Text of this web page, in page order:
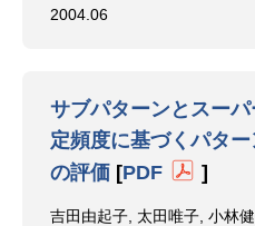
2004.06
サブパターンとスー
定頻度に基づくパタ
の評価 [PDF ]
吉田由起子, 太田唯子, 小林